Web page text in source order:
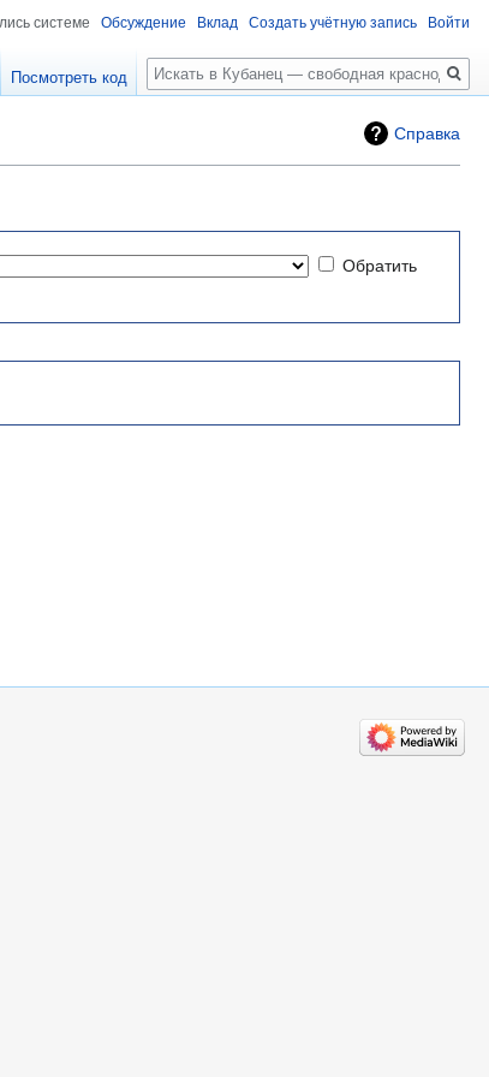
Справка
Обратить
системе Обсуждение Вклад Создать учётную запись Войти
Посмотреть код
Поиск